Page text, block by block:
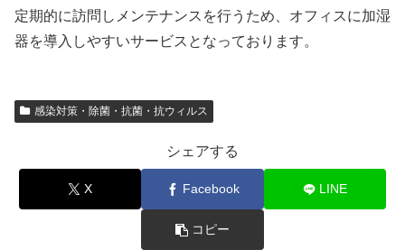
定期的に訪問しメンテナンスを行うため、オフィスに加湿
器を導入しやすいサービスとなっております。
感染対策・除菌・抗菌・抗ウィルス
シェアする
X Facebook LINE
コピー